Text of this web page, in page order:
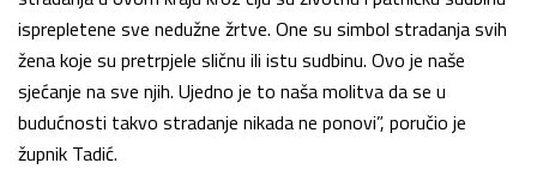
isprepletene sve nedužne žrtve. One su simbol stradanja svih
žena koje su pretrpjele sličnu ili istu sudbinu. Ovo je naše
sjećanje na sve njih. Ujedno je to naša molitva da se u
budućnosti takvo stradanje nikada ne ponovi”, poručio je
župnik Tadić.